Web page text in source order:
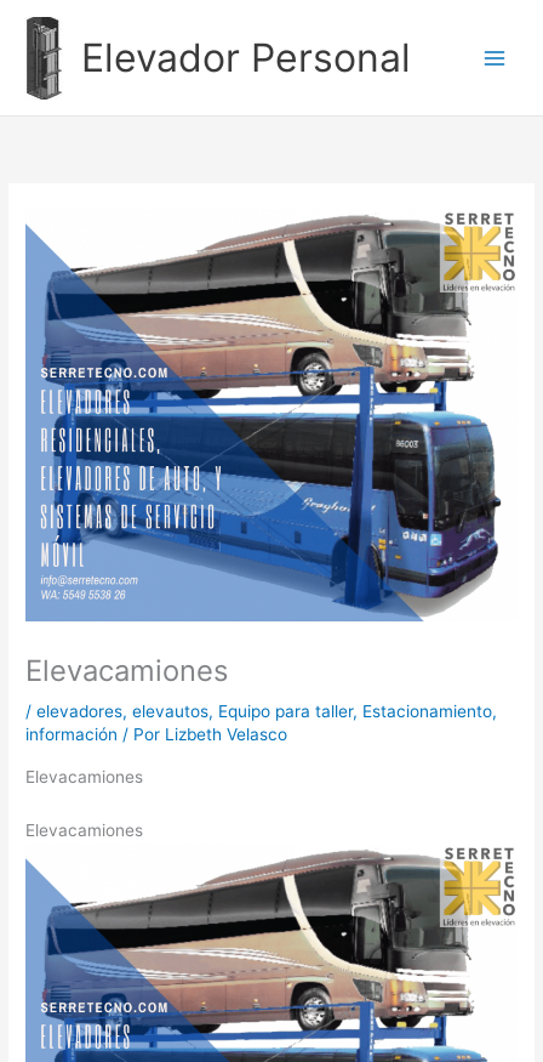
contenido
Elevador Personal
Elevacamiones
/elevadores,elevautos, Equipo para taller, Estacionamiento,
información / Por Lizbeth Velasco
Elevacamiones
Elevacamiones